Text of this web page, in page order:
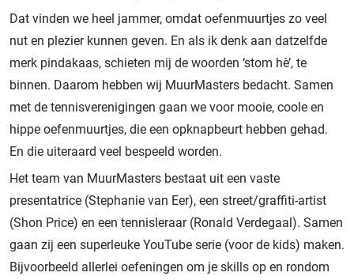
Dat vinden we heel jammer, omdat oefenmuurtjes zo veel
nut en plezier kunnen geven. En als ik denk aan datzelfde
merk pindakaas, schieten mij de woorden ‘stom hè’, te
binnen. Daarom hebben wij MuurMasters bedacht. Samen
met de tennisverenigingen gaan we voor mooie, coole en
hippe oefenmuurtjes, die een opknapbeurt hebben gehad.
En die uiteraard veel bespeeld worden.
Het team van MuurMasters bestaat uit een vaste
presentatrice (Stephanie van Eer), een street/graffiti-artist
(Shon Price) en een tennisleraar (Ronald Verdegaal). Samen
gaan zij een superleuke YouTube serie (voor de kids) maken.
Bijvoorbeeld allerlei oefeningen om je skills op en rondom